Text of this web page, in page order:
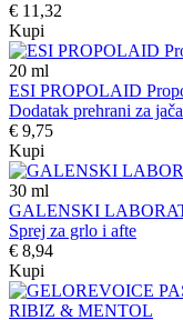
€ 11,32
Kupi
20 ml
ESI PROPOLAID
Dodatak prehrani za
€ 9,75
Kupi
30 ml
GALENSKI
Sprej za grlo i afte
€ 8,94
Kupi